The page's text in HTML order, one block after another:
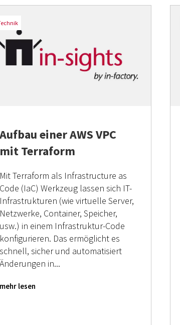
Aufbau einer AWS VPC
mit Terraform
Mit Terraform als Infrastructure as
Code (IaC) Werkzeug lassen sich IT-
Infrastrukturen (wie virtuelle Server,
Netzwerke, Container, Speicher,
usw.) in einem Infrastruktur-Code
konfigurieren. Das ermöglicht es
schnell, sicher und automatisiert
Änderungen in...
mehr lesen